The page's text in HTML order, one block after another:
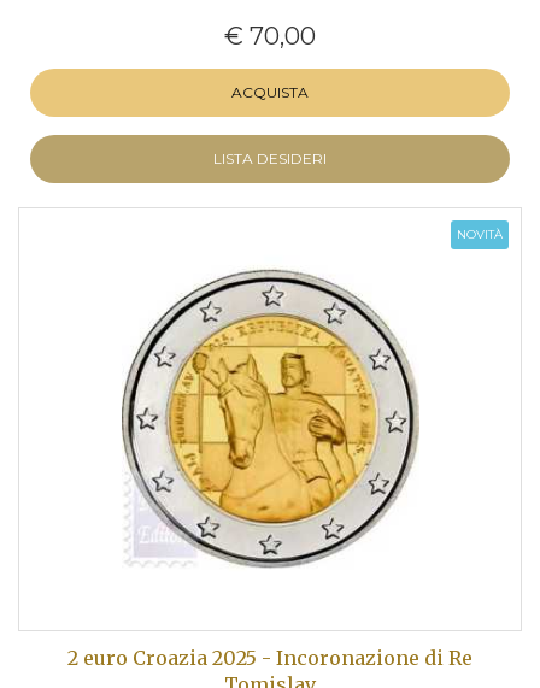
€ 70,00
ACQUISTA
LISTA DESIDERI
NOVITÀ
2 euro Croazia 2025 - Incoronazione di Re